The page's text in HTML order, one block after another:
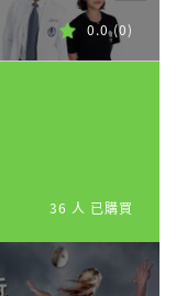
0.0 (0)
36 人 已購買